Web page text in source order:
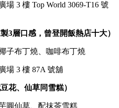
場 3 樓 Top World 3069-T16 號
3層口感，曾登開飯熱店十大）
子布丁燒、咖啡布丁燒
場 3 樓 87A 號舖
花、仙草同雪糕）
圓仙草、配抹茶雪糕